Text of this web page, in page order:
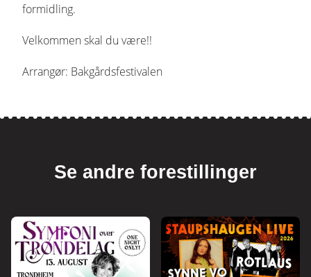
formidling.
Velkommen skal du være!!
Arrangør: Bakgårdsfestivalen
Se andre forestillinger